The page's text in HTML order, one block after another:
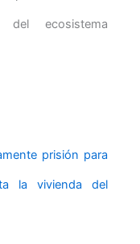
ecosistema
prisión para
la vivienda del